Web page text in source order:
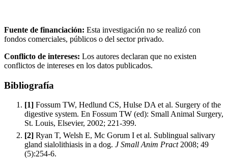
Fuente de financiación: Esta investigación no se realizó con
fondos comerciales, públicos o del sector privado.
Conflicto de intereses: Los autores declaran que no existen
conflictos de intereses en los datos publicados.
Bibliografía
[1] Fossum TW, Hedlund CS, Hulse DA et al. Surgery of the
digestive system. En Fossum TW (ed): Small Animal Surgery,
St. Louis, Elsevier, 2002; 221-399.
[2] Ryan T, Welsh E, Mc Gorum I et al. Sublingual salivary
gland sialolithiasis in a dog. J Small Anim Pract2008; 49
(5):254-6.